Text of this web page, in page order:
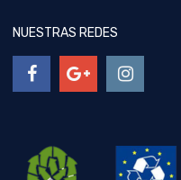
NUESTRAS REDES